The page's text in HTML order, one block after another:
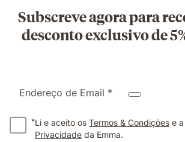
Subscreve agora para
desconto exclusivo de
Endereço de Email *
*Li e aceito os Termos & Condições e a
Privacidade da Emma.